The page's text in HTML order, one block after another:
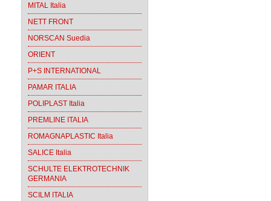
MITAL Italia
NETT FRONT
NORSCAN Suedia
ORIENT
P+S INTERNATIONAL
PAMAR ITALIA
POLIPLAST Italia
PREMLINE ITALIA
ROMAGNAPLASTIC Italia
SALICE Italia
SCHULTE ELEKTROTECHNIK
GERMANIA
SCILM ITALIA